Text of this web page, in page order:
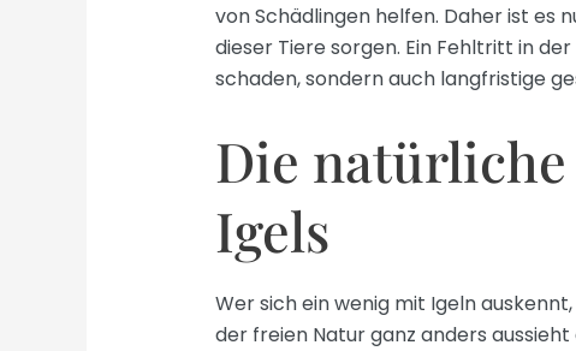
von Schädlingen helfen. Daher ist es
dieser Tiere sorgen. Ein Fehltritt in
schaden, sondern auch langfristige
Die
Igels
Wer sich ein wenig mit Igeln
der freien Natur ganz anders